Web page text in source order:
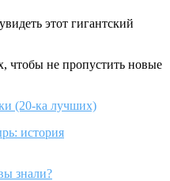
этот гигантский
чтобы не пропустить новые
(20-ка лучших)
история
знали?